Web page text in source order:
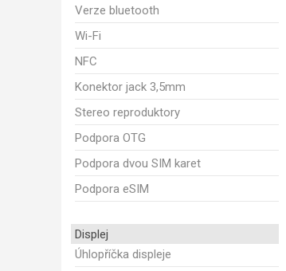
Verze bluetooth
Wi-Fi
NFC
Konektor jack 3,5mm
Stereo reproduktory
Podpora OTG
Podpora dvou SIM karet
Podpora eSIM
Displej
Úhlopříčka displeje